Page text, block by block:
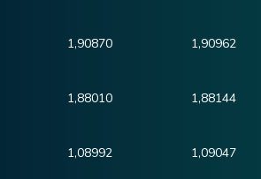
1,90870 1,90962
1,88010 1,88144
1,08992 1,09047